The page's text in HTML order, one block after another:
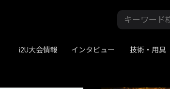
i2U大会情報 インタビュー 技術・用具